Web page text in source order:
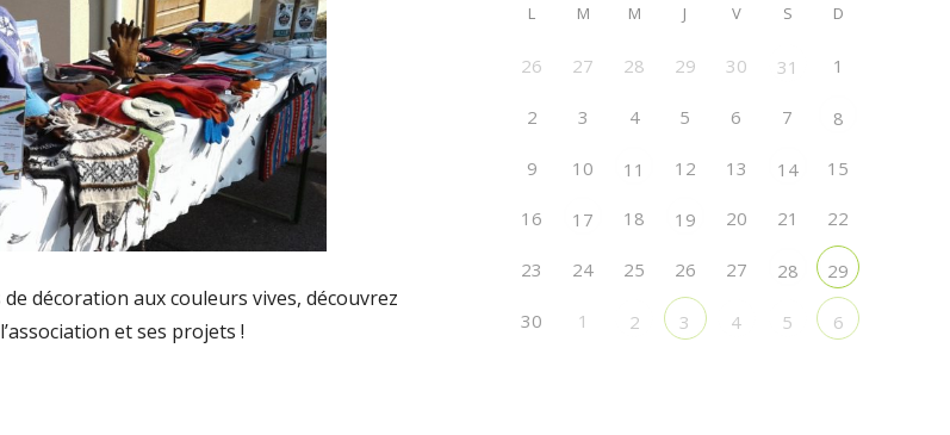
décoration aux couleurs vives, découvrez
et ses projets !
L M M J V S D
26 27 28 29 30 31 1
2 3 4 5 6 7 8
9 10 11 12 13 14 15
16 17 18 19 20 21 22
23 24 25 26 27 28 29
30 1 2 3 4 5 6